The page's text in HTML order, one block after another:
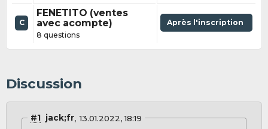
C
FENETITO (ventes
avec acompte)
8 questions
Après l'inscription
Discussion
#1 jack;fr 13.01.2022, 18:19